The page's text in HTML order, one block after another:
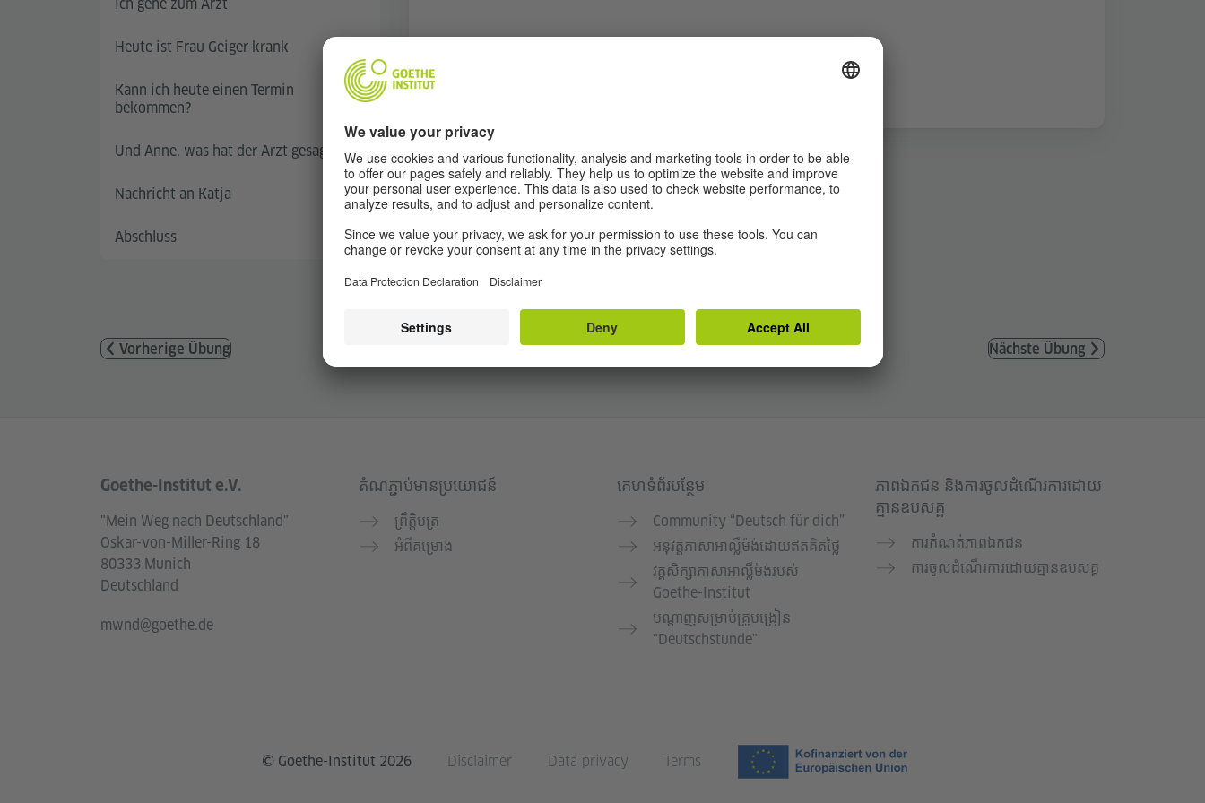
Ich gehe zum Arzt
Heute ist Frau Geiger krank
Kann ich heute einen Termin
bekommen?
Und Anne, was hat der Arzt gesagt?
Nachricht an Katja
Abschluss
Vorherige Übung Nächste Übung
Service- und Informationsbereich
Goethe-Institut e.V.
"Mein Weg nach Deutschland"
Oskar-von-Miller-Ring 18
80333 Munich
Deutschland
mwnd@goethe.de
តំណភ្ជាប់មានប្រយោជន៍
ព្រឹត្តិបត្រ
អំពីគម្រោង
គេហទំព័របន្ថែម
Community “Deutsch für dich”
អនុវត្តភាសាអាល្លឺម៉ង់ដោយឥតគិតថ្លៃ
វគ្គសិក្សាភាសាអាល្លឺម៉ង់របស់
Goethe-Institut
បណ្តាញសម្រាប់គ្រូបង្រៀន
"Deutschstunde"
ភាពឯកជន និងការចូលដំណើរការដោយ
គ្មានឧបសគ្គ
ការកំណត់ភាពឯកជន
ការចូលដំណើរការដោយគ្មានឧបសគ្គ
© Goethe-Institut 2026 Disclaimer Data privacy Terms